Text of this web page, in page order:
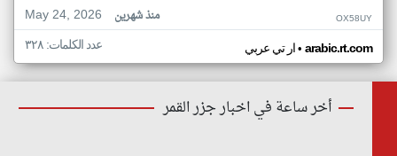
May 24, 2026
منذ شهرين OX58UY
ار تي عربي• arabic.rt.com عدد الكلمات: ٣٢٨
أخر ساعة في اخبار جزر القمر